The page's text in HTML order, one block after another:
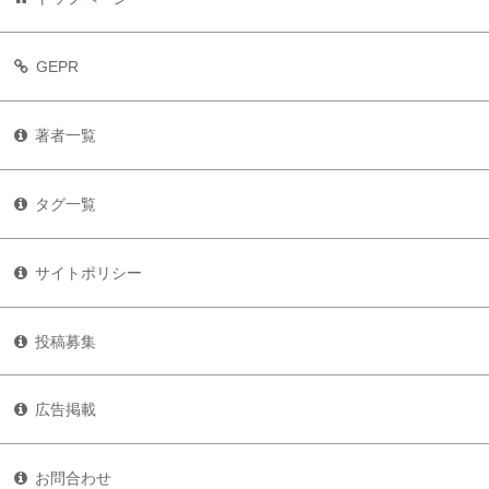
GEPR
著者一覧
タグ一覧
サイトポリシー
投稿募集
広告掲載
お問合わせ